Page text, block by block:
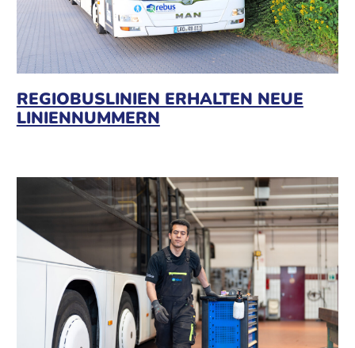
REGIOBUSLINIEN ERHALTEN NEUE
LINIENNUMMERN